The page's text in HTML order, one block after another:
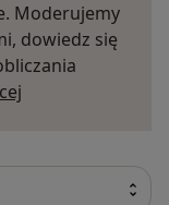
Moderujemy
dowiedz się